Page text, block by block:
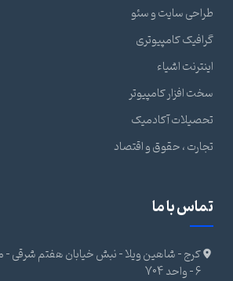
طراحی سایت و سئو
گرافیک کامپیوتری
اینترنت اشیاء
سخت افزار کامپیوتر
تحصیلات آکادمیک
تجارت ، حقوق و اقتصاد
تماس با ما
کرج - شاهین ویلا - نبش خیابان هفتم شرقی -
6 - واحد 704